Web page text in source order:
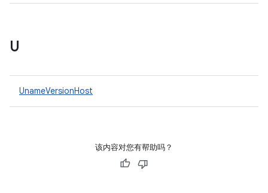
U
UnameVersionHost
该内容对您有帮助吗？